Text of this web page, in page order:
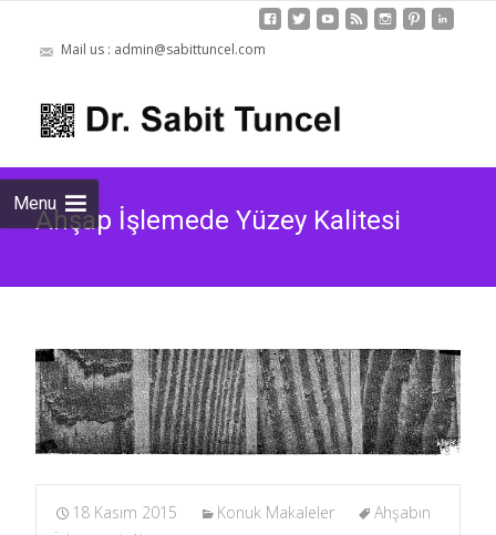
Mail us : admin@sabittuncel.com
Menu
Ahşap İşlemede Yüzey Kalitesi
18 Kasım 2015 Konuk Makaleler
Ahşabın